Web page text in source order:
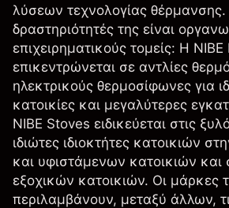
λύσεων τεχνολογίας θέρμανσης.
δραστηριότητές της είναι
επιχειρηματικούς τομείς: Η
επικεντρώνεται σε αντλίες
ηλεκτρικούς θερμοσίφωνες για
κατοικίες και μεγαλύτερες
NIBE Stoves ειδικεύεται στις
ιδιώτες ιδιοκτήτες κατοικιών
και υφιστάμενων κατοικιών
εξοχικών κατοικιών. Οι μάρκες
περιλαμβάνουν, μεταξύ άλλων,